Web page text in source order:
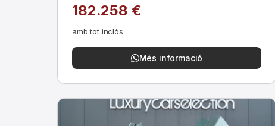
182.258 €
amb tot inclòs
Més informació